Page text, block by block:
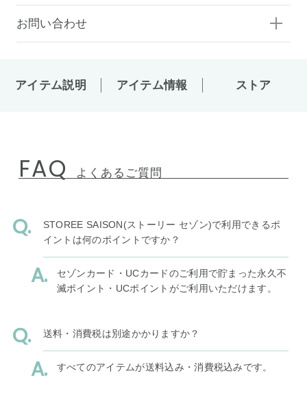
お問い合わせ
アイテム説明 アイテム情報 ストア
FAQ よくあるご質問
STOREE SAISON(ストーリー セゾン)で利用できるポ
イントは何のポイントですか？
セゾンカード・UCカードのご利用で貯まった永久不
滅ポイント・UCポイントがご利用いただけます。
送料・消費税は別途かかりますか？
すべてのアイテムが送料込み・消費税込みです。